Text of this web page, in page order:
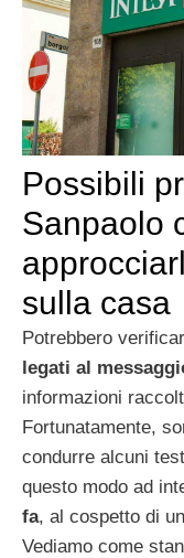
Possibili
Sanpaolo
sulla casa
Potrebbero
legati al
informazioni
Fortunatamente,
condurre alcuni
questo modo ad
fa, al cospetto di
Vediamo come